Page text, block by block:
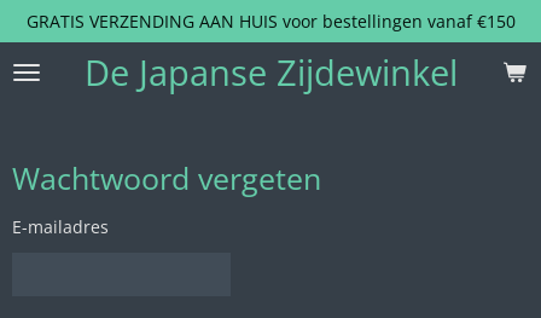
Ga
direct
naar
De Japanse Zijdewinkel
GRATIS VERZENDING AAN HUIS voor bestellingen vanaf €150
Wachtwoord vergeten
E-mailadres